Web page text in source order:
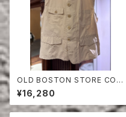
OLD BOSTON STORE COT
TON×POLY VEST
¥16,280